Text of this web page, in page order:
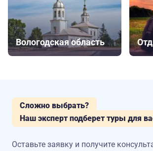
Вологодская область
Сложно выбрать?
Наш эксперт подберет туры для
Оставьте заявку и получите